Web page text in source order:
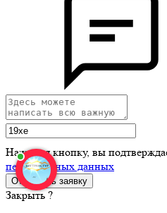
Нажимая кнопку, вы
персональных данных
Закрыть ?